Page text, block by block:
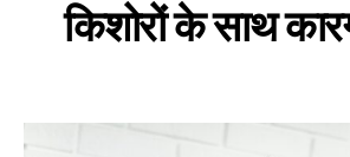
किशोरों के साथ